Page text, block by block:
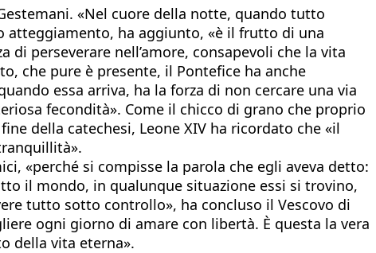
«Nel cuore della notte, quando tutto
atteggiamento, ha aggiunto, «è il frutto di una
perseverare nell’amore, consapevoli che la vita
che pure è presente, il Pontefice ha anche
essa arriva, ha la forza di non cercare una via
fecondità». Come il chicco di grano che proprio
della catechesi, Leone XIV ha ricordato che «il
«perché si compisse la parola che egli aveva detto:
il mondo, in qualunque situazione essi si trovino,
tutto sotto controllo», ha concluso il Vescovo di
ogni giorno di amare con libertà. È questa la vera
della vita eterna».